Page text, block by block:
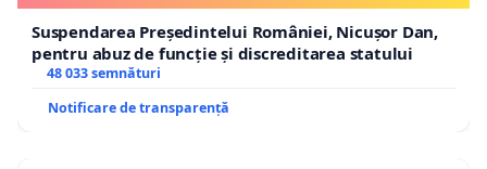
Suspendarea Președintelui României, Nicușor Dan,
pentru abuz de funcție și discreditarea statului
48 033 semnături
Notificare de transparență